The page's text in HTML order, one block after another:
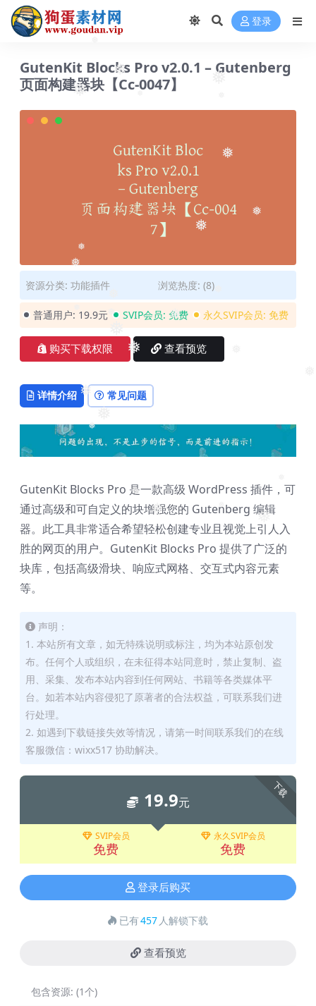
❅
❅
❅
❅
❅
❅
❅
❅
❅
❅
❅
❅
❅
❅
❅
❅
❅
❅
❅ ❅
❅
登录
GutenKit Blocks Pro v2.0.1 – Gutenberg
页面构建器块【Cc-0047】
资源分类: 功能插件 浏览热度: (8)
普通用户: 19.9元 SVIP会员: 免费 永久SVIP会员: 免费
购买下载权限 查看预览
详情介绍 常见问题
GutenKit Blocks Pro 是一款高级 WordPress 插件，可
通过高级和可自定义的块增强您的 Gutenberg 编辑
器。此工具非常适合希望轻松创建专业且视觉上引人入
胜的网页的用户。GutenKit Blocks Pro 提供了广泛的
块库，包括高级滑块、响应式网格、交互式内容元素
等。
声明：
1. 本站所有文章，如无特殊说明或标注，均为本站原创发
布。任何个人或组织，在未征得本站同意时，禁止复制、盗
用、采集、发布本站内容到任何网站、书籍等各类媒体平
台。如若本站内容侵犯了原著者的合法权益，可联系我们进
行处理。
2. 如遇到下载链接失效等情况，请第一时间联系我们的在线
客服微信：wixx517 协助解决。
下载
19.9元
SVIP会员
免费
永久SVIP会员
免费
登录后购买
已有457 人解锁下载
查看预览
包含资源: (1个)